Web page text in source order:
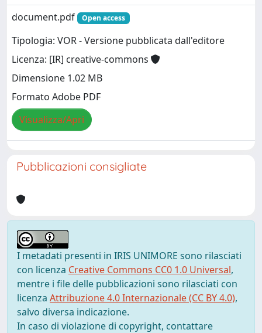
document.pdf
Open access
Tipologia: VOR - Versione pubblicata dall'editore
Licenza: [IR] creative-commons
Dimensione 1.02 MB
Formato Adobe PDF
Visualizza/Apri
Pubblicazioni consigliate
I metadati presenti in IRIS UNIMORE sono rilasciati
con licenza Creative Commons CC0 1.0 Universal,
mentre i file delle pubblicazioni sono rilasciati con
licenza Attribuzione 4.0 Internazionale (CC BY 4.0),
salvo diversa indicazione.
In caso di violazione di copyright, contattare